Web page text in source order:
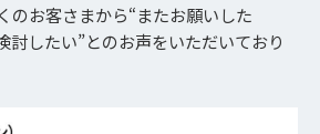
のお客さまから“またお願いした
討したい”とのお声をいただいており